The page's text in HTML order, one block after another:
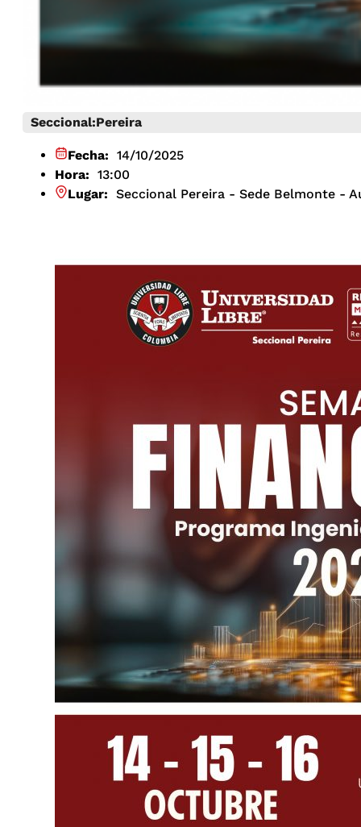
Seccional:Pereira
Fecha: 14/10/2025
Hora: 13:00
Lugar: Seccional Pereira - Sede Belmonte -